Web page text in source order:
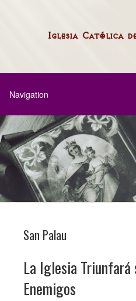
San Palau
La Iglesia Triunfará
Enemigos